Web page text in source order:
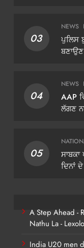
03
NEWS
ਪੁਲਿਸ
04
NEWS
AAP
ਲੱਗਣ
05
ਦਿਨਾਂ
A Step Ahead -
Nathu La -
India U20 men